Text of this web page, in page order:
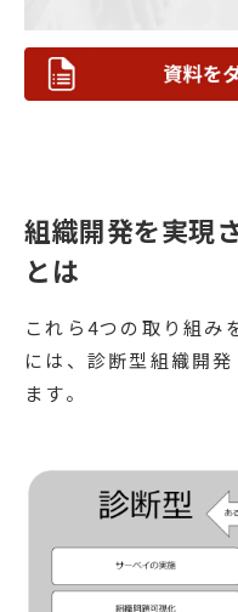
組織開発を実現
とは
これら4つの取り組み
には、診断型組織開
ます。